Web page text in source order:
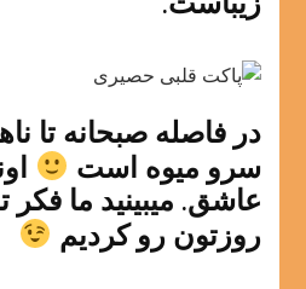
در فاصله صبحانه تا
سرو میوه است
عاشق. میبینید ما فکر
روزتون رو کردیم